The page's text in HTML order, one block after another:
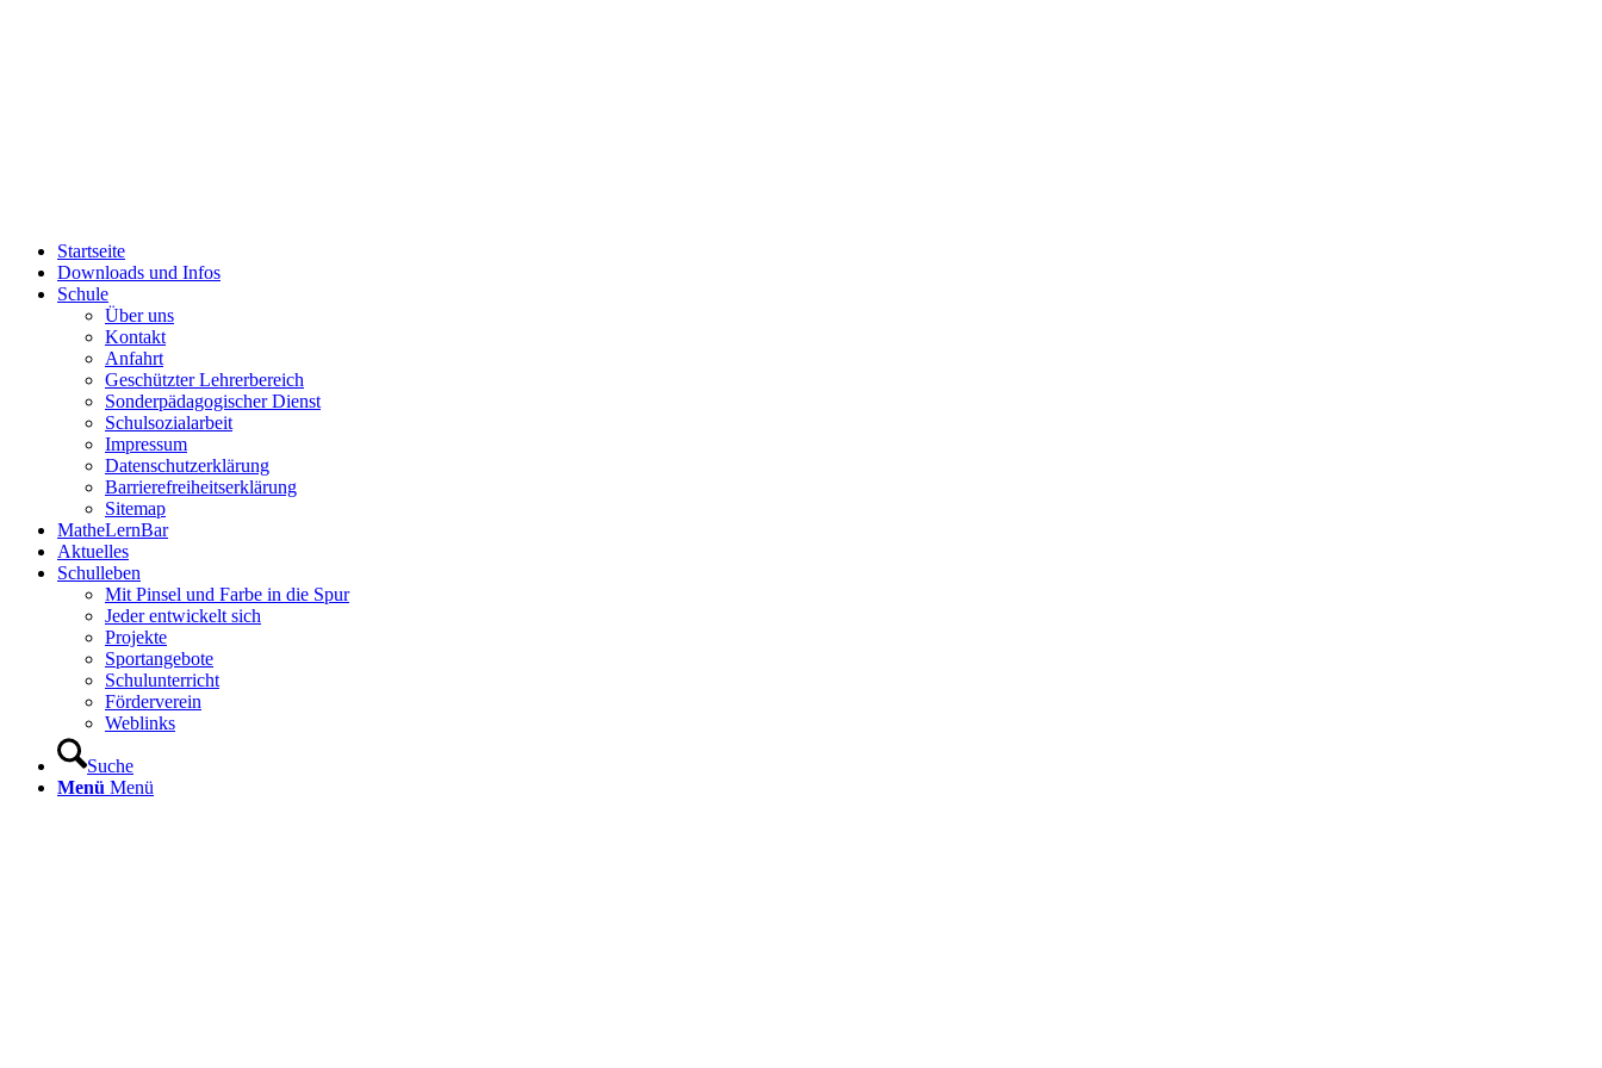
Startseite
Downloads und Infos
Schule
Über uns
Kontakt
Anfahrt
Geschützter Lehrerbereich
Sonderpädagogischer Dienst
Schulsozialarbeit
Impressum
Datenschutzerklärung
Barrierefreiheitserklärung
Sitemap
MatheLernBar
Aktuelles
Schulleben
Mit Pinsel und Farbe in die Spur
Jeder entwickelt sich
Projekte
Sportangebote
Schulunterricht
Förderverein
Weblinks
Suche
Menü Menü